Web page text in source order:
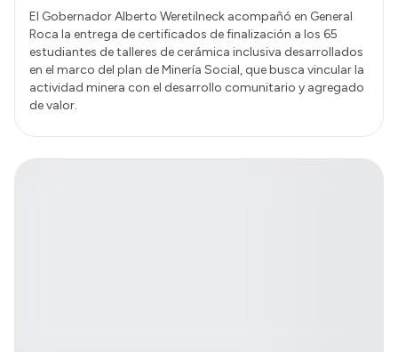
El Gobernador Alberto Weretilneck acompañó en General
Roca la entrega de certificados de finalización a los 65
estudiantes de talleres de cerámica inclusiva desarrollados
en el marco del plan de Minería Social, que busca vincular la
actividad minera con el desarrollo comunitario y agregado
de valor.